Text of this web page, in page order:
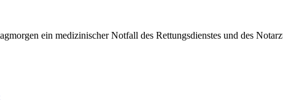
ein medizinischer Notfall des Rettungsdienstes und des